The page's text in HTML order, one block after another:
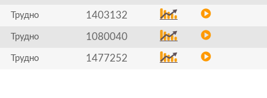
Трудно 1403132
Трудно 1080040
Трудно 1477252